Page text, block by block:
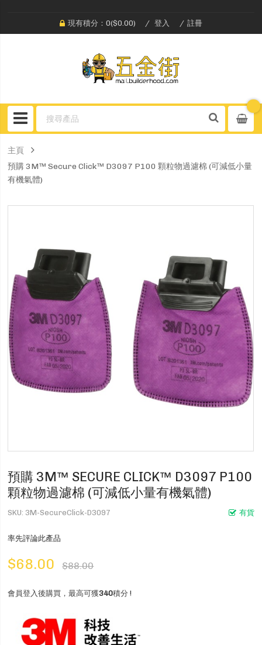
現有積分：0($0.00) 登入 註冊
主頁
預購 3M™ Secure Click™ D3097 P100 顆粒物過濾棉 (可減低小量
有機氣體)
預購 3M™ SECURE CLICK™ D3097 P100
顆粒物過濾棉 (可減低小量有機氣體)
有貨
SKU 3M-SecureClick-D3097
率先評論此產品
$68.00 $88.00
會員登入後購買，最高可獲340積分 !